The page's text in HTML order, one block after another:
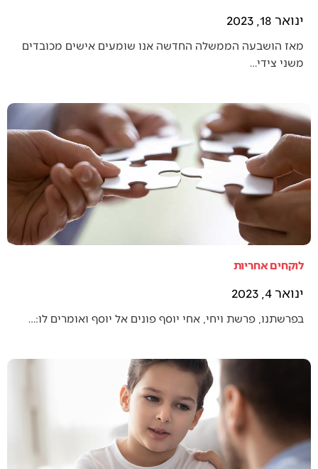
ינואר 18, 2023
מאז הושבעה הממשלה החדשה אנו שומעים אישים מכובדים
משני צידי…
לוקחים אחריות
ינואר 4, 2023
בפרשתנו, פרשת ויחי, אחי יוסף פונים אל יוסף ואומרים לו:…